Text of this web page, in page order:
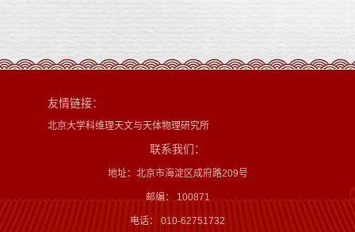
友情链接：
北京大学科维理天文与天体物理研究所
联系我们：
地址：北京市海淀区成府路209号
邮编： 100871
电话： 010-62751732